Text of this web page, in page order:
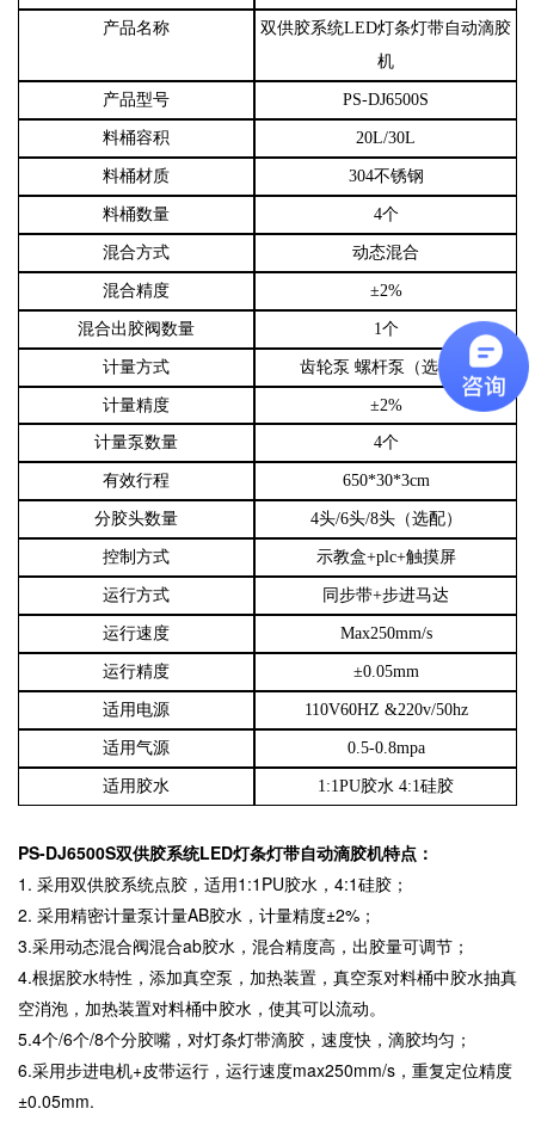
产品名称 双供胶系统LED灯条灯带自动滴胶
机
产品型号 PS-DJ6500S
料桶容积 20L/30L
料桶材质 304不锈钢
料桶数量 4个
混合方式 动态混合
混合精度 ±2%
混合出胶阀数量 1 个
计量方式 齿轮泵 螺杆泵（选配）
计量精度 ±2%
计量泵数量 4个
有效行程 650*30*3cm
分胶头数量 4头/6头/8头（选配）
控制方式 示教盒+plc+触摸屏
运行方式 同步带+步进马达
运行速度 Max250mm/s
运行精度 ±0.05mm
适用电源 110V60HZ &220v/50hz
适用气源 0.5-0.8mpa
适用胶水 1:1PU胶水 4:1 硅胶
PS-DJ6500S双供胶系统LED灯条灯带自动滴胶机特点：
1. 采用双供胶系统点胶，适用1:1PU胶水， 4:1硅胶；
2. 采用精密计量泵计量AB胶水，计量精度±2% ；
3.采用动态混合阀混合ab胶水，混合精度高，出胶量可调节；
4.根据胶水特性，添加真空泵，加热装置，真空泵对料桶中胶水抽真
空消泡，加热装置对料桶中胶水，使其可以流动。
5.4个/6个/8个分胶嘴，对灯条灯带滴胶，速度快，滴胶均匀；
6.采用步进电机+皮带运行，运行速度max250mm/s ，重复定位精度
±0.05mm.